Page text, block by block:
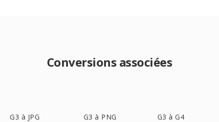
Conversions associées
G3 à JPG G3 à PNG G3 à G4